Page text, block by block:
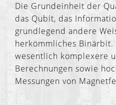
Die Grundeinheit der
das Qubit, das
grundlegend andere
herkömmliches
wesentlich komplexere
Berechnungen sowie
Messungen von